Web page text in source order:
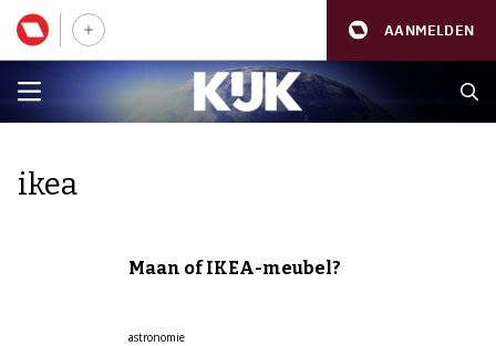
AANMELDEN
ikea
Maan of IKEA-meubel?
astronomie